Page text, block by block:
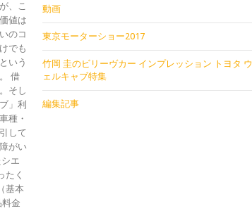
、こ
値は
のコ
でも
いう
借
そし
」利
種・
して
がい
エ
たく
基本
金
動画
東京モーターショー2017
竹岡 圭のビリーヴカー インプレッション トヨタ ウ
ェルキャブ特集
編集記事